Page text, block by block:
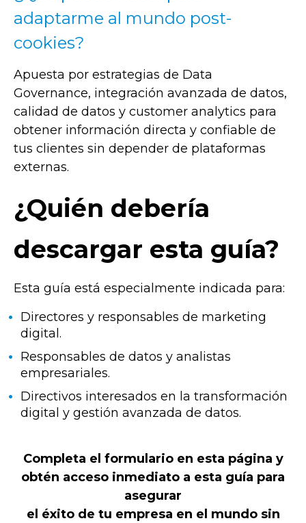
adaptarme al mundo post-
cookies?
Apuesta por estrategias de Data
Governance, integración avanzada de datos,
calidad de datos y customer analytics para
obtener información directa y confiable de
tus clientes sin depender de plataformas
externas.
¿Quién debería
descargar esta guía?
Esta guía está especialmente indicada para:
Directores y responsables de marketing
digital.
Responsables de datos y analistas
empresariales.
Directivos interesados en la transformación
digital y gestión avanzada de datos.
Completa el formulario en esta página y
obtén acceso inmediato a esta guía para
asegurar
el éxito de tu empresa en el mundo sin